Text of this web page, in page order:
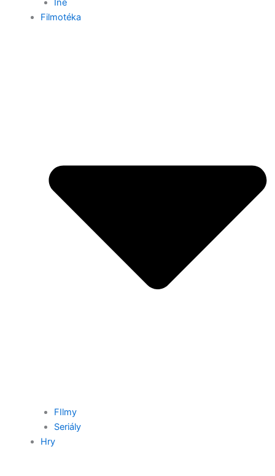
Iné
Filmotéka
FIlmy
Seriály
Hry